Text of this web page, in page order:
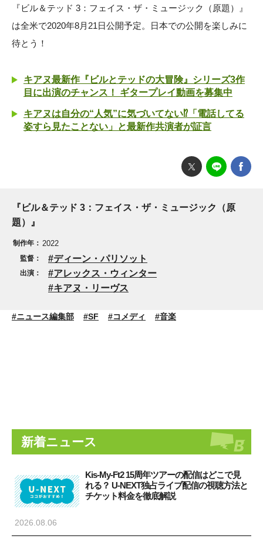
『ビル＆テッド 3：フェイス・ザ・ミュージック（原題）』
は全米で2020年8月21日公開予定。日本での公開を楽しみに
待とう！
キアヌ最新作『ビルとテッドの大冒険』シリーズ3作
目に出演のチャンス！ ギタープレイ動画を募集中
キアヌは自分の“人気”に気づいてない⁉「電話してる
姿すら見たことない」と最新作共演者が証言
『ビル＆テッド 3：フェイス・ザ・ミュージック（原
題）』
制作年： 2022
監督： ディーン・パリソット
出演：
アレックス・ウィンター
キアヌ・リーヴス
#ニュース編集部 #SF #コメディ #音楽
新着ニュース
Kis-My-Ft2 15周年ツアーの配信はどこで見
れる？ U-NEXT独占ライブ配信の視聴方法と
チケット料金を徹底解説
2026.08.06